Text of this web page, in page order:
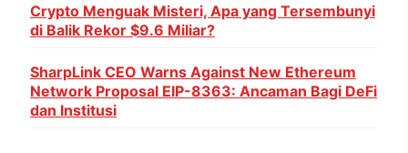
Crypto Menguak Misteri, Apa yang Tersembunyi
di Balik Rekor $9.6 Miliar?
SharpLink CEO Warns Against New Ethereum
Network Proposal EIP-8363: Ancaman Bagi DeFi
dan Institusi